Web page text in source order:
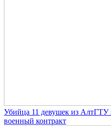
Убийца 11 девушек из АлтГТУ
военный контракт